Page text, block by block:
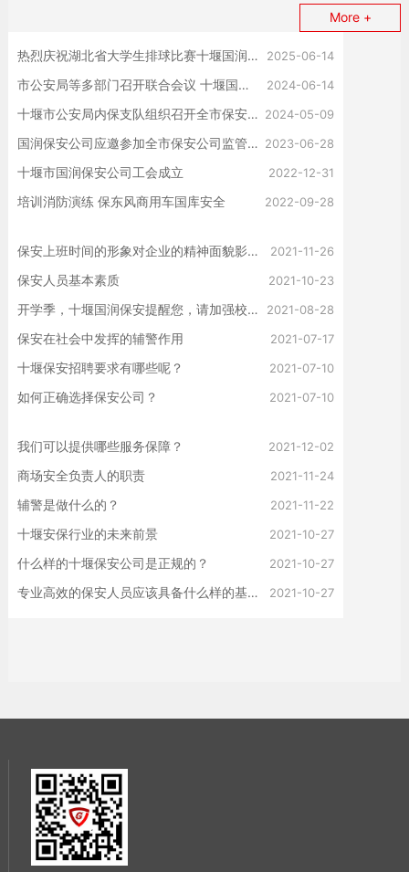
More +
热烈庆祝湖北省大学生排球比赛十堰国润保安服务有限公司冠名赞助湖北师专大学生荣获比赛笫一名 2025-06-14
市公安局等多部门召开联合会议 十堰国润保安公司应邀参会 2024-06-14
十堰市公安局内保支队组织召开全市保安公司推进会 2024-05-09
国润保安公司应邀参加全市保安公司监管工作会议 2023-06-28
十堰市国润保安公司工会成立 2022-12-31
培训消防演练 保东风商用车国库安全 2022-09-28
保安上班时间的形象对企业的精神面貌影响！ 2021-11-26
保安人员基本素质 2021-10-23
开学季，十堰国润保安提醒您，请加强校园治安管理 2021-08-28
保安在社会中发挥的辅警作用 2021-07-17
十堰保安招聘要求有哪些呢？ 2021-07-10
如何正确选择保安公司？ 2021-07-10
我们可以提供哪些服务保障？ 2021-12-02
商场安全负责人的职责 2021-11-24
辅警是做什么的？ 2021-11-22
十堰安保行业的未来前景 2021-10-27
什么样的十堰保安公司是正规的？ 2021-10-27
专业高效的保安人员应该具备什么样的基本条件？ 2021-10-27